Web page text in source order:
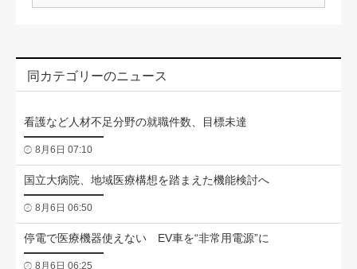
同カテゴリーのニュース
看護など人材不足分野の就職件数、目標未達
8月6日 07:10
国立大病院、地域医療構想を踏まえた機能検討へ
8月6日 06:50
停電で医療機器使えない EV車を“非常用電源”に
8月6日 06:25